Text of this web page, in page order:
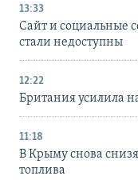
13:33
Сайт и социальные
стали недоступны
12:22
Британия усилила
11:18
В Крыму снова
топлива